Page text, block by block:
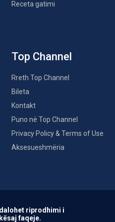
Receta gatimi
Top Channel
Rreth Top Channel
Bileta
Kontakt
Puno në Top Channel
Privacy Policy & Terms of Use
Aksesueshmëria
riprodhimi i
faqeje.